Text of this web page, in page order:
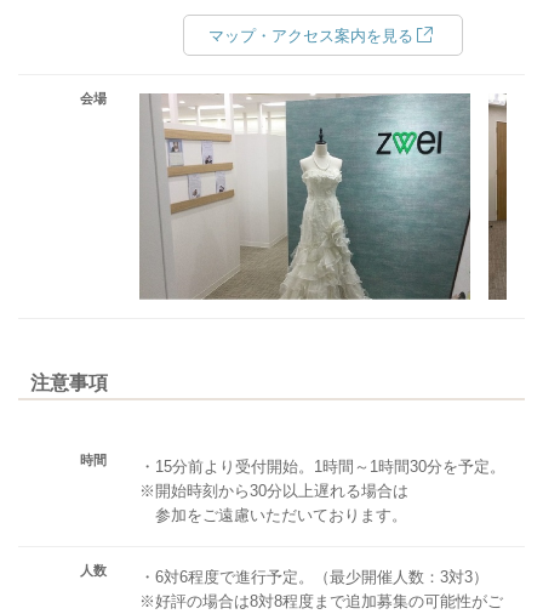
マップ・アクセス案内を見る
会場
注意事項
時間
・15分前より受付開始。1時間～1時間30分を予定。
※開始時刻から30分以上遅れる場合は
参加をご遠慮いただいております。
人数
・6対6程度で進行予定。（最少開催人数：3対3）
※好評の場合は8対8程度まで追加募集の可能性がご